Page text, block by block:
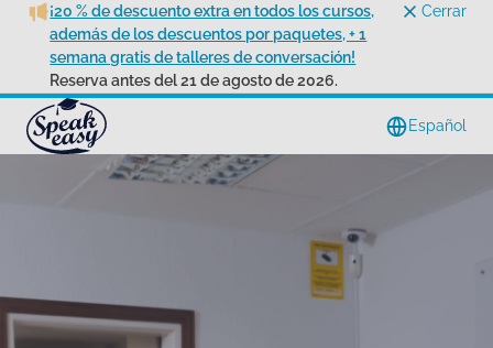
¡20 % de descuento extra en todos los cursos,
además de los descuentos por paquetes, + 1
semana gratis de talleres de conversación!
Reserva antes del 21 de agosto de 2026.
Cerrar
Español